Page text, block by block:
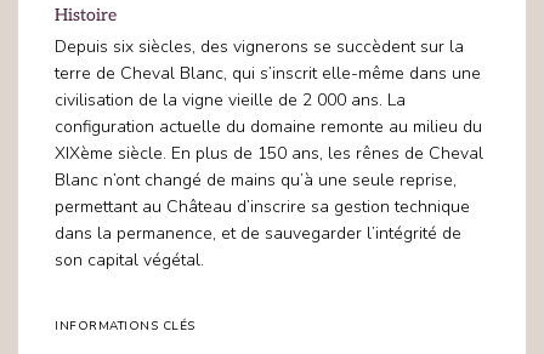
Histoire
Depuis six siècles, des vignerons se succèdent sur la
terre de Cheval Blanc, qui s’inscrit elle-même dans une
civilisation de la vigne vieille de 2 000 ans. La
configuration actuelle du domaine remonte au milieu du
XIXème siècle. En plus de 150 ans, les rênes de Cheval
Blanc n’ont changé de mains qu’à une seule reprise,
permettant au Château d’inscrire sa gestion technique
dans la permanence, et de sauvegarder l’intégrité de
son capital végétal.
INFORMATIONS CLÉS